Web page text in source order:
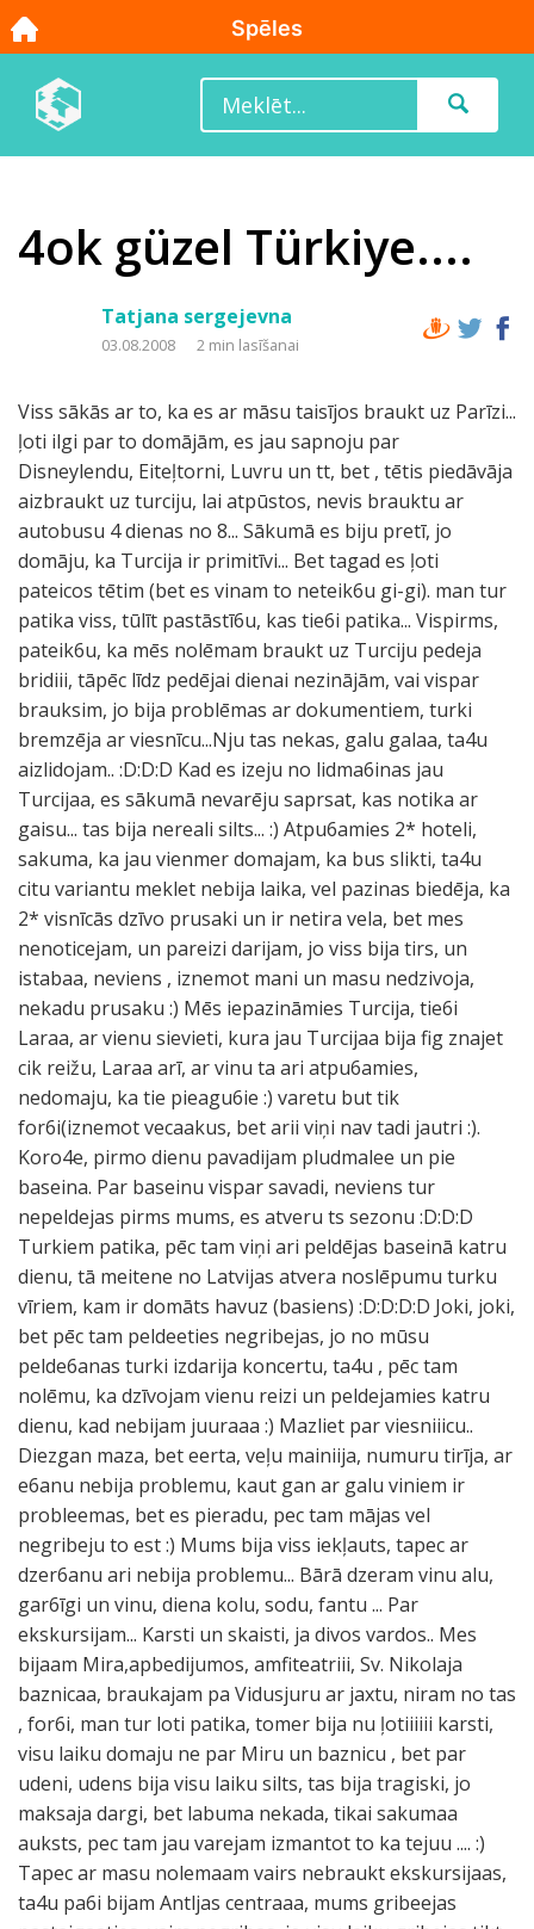
4ok güzel Türkiye....
Tatjana sergejevna
03.08.2008 2 min lasīšanai
Viss sākās ar to, ka es ar māsu taisījos braukt uz Parīzi...
ļoti ilgi par to domājām, es jau sapnoju par
Disneylendu, Eiteļtorni, Luvru un tt, bet , tētis piedāvāja
aizbraukt uz turciju, lai atpūstos, nevis brauktu ar
autobusu 4 dienas no 8... Sākumā es biju pretī, jo
domāju, ka Turcija ir primitīvi... Bet tagad es ļoti
pateicos tētim (bet es vinam to neteik6u gi-gi). man tur
patika viss, tūlīt pastāstī6u, kas tie6i patika... Vispirms,
pateik6u, ka mēs nolēmam braukt uz Turciju pedeja
bridiii, tāpēc līdz pedējai dienai nezinājām, vai vispar
brauksim, jo bija problēmas ar dokumentiem, turki
bremzēja ar viesnīcu...Nju tas nekas, galu galaa, ta4u
aizlidojam.. :D:D:D Kad es izeju no lidma6inas jau
Turcijaa, es sākumā nevarēju saprsat, kas notika ar
gaisu... tas bija nereali silts... :) Atpu6amies 2* hoteli,
sakuma, ka jau vienmer domajam, ka bus slikti, ta4u
citu variantu meklet nebija laika, vel pazinas biedēja, ka
2* visnīcās dzīvo prusaki un ir netira vela, bet mes
nenoticejam, un pareizi darijam, jo viss bija tirs, un
istabaa, neviens , iznemot mani un masu nedzivoja,
nekadu prusaku :) Mēs iepazināmies Turcija, tie6i
Laraa, ar vienu sievieti, kura jau Turcijaa bija fig znajet
cik reižu, Laraa arī, ar vinu ta ari atpu6amies,
nedomaju, ka tie pieagu6ie :) varetu but tik
for6i(iznemot vecaakus, bet arii viņi nav tadi jautri :).
Koro4e, pirmo dienu pavadijam pludmalee un pie
baseina. Par baseinu vispar savadi, neviens tur
nepeldejas pirms mums, es atveru ts sezonu :D:D:D
Turkiem patika, pēc tam viņi ari peldējas baseinā katru
dienu, tā meitene no Latvijas atvera noslēpumu turku
vīriem, kam ir domāts havuz (basiens) :D:D:D:D Joki, joki,
bet pēc tam peldeeties negribejas, jo no mūsu
pelde6anas turki izdarija koncertu, ta4u , pēc tam
nolēmu, ka dzīvojam vienu reizi un peldejamies katru
dienu, kad nebijam juuraaa :) Mazliet par viesniiicu..
Diezgan maza, bet eerta, veļu mainiija, numuru tirīja, ar
e6anu nebija problemu, kaut gan ar galu viniem ir
probleemas, bet es pieradu, pec tam mājas vel
negribeju to est :) Mums bija viss iekļauts, tapec ar
dzer6anu ari nebija problemu... Bārā dzeram vinu alu,
gar6īgi un vinu, diena kolu, sodu, fantu ... Par
ekskursijam... Karsti un skaisti, ja divos vardos.. Mes
bijaam Mira,apbedijumos, amfiteatriii, Sv. Nikolaja
baznicaa, braukajam pa Vidusjuru ar jaxtu, niram no tas
, for6i, man tur loti patika, tomer bija nu ļotiiiiii karsti,
visu laiku domaju ne par Miru un baznicu , bet par
udeni, udens bija visu laiku silts, tas bija tragiski, jo
maksaja dargi, bet labuma nekada, tikai sakumaa
auksts, pec tam jau varejam izmantot to ka tejuu .... :)
Tapec ar masu nolemaam vairs nebraukt ekskursijaas,
ta4u pa6i bijam Antljas centraaa, mums gribeejas